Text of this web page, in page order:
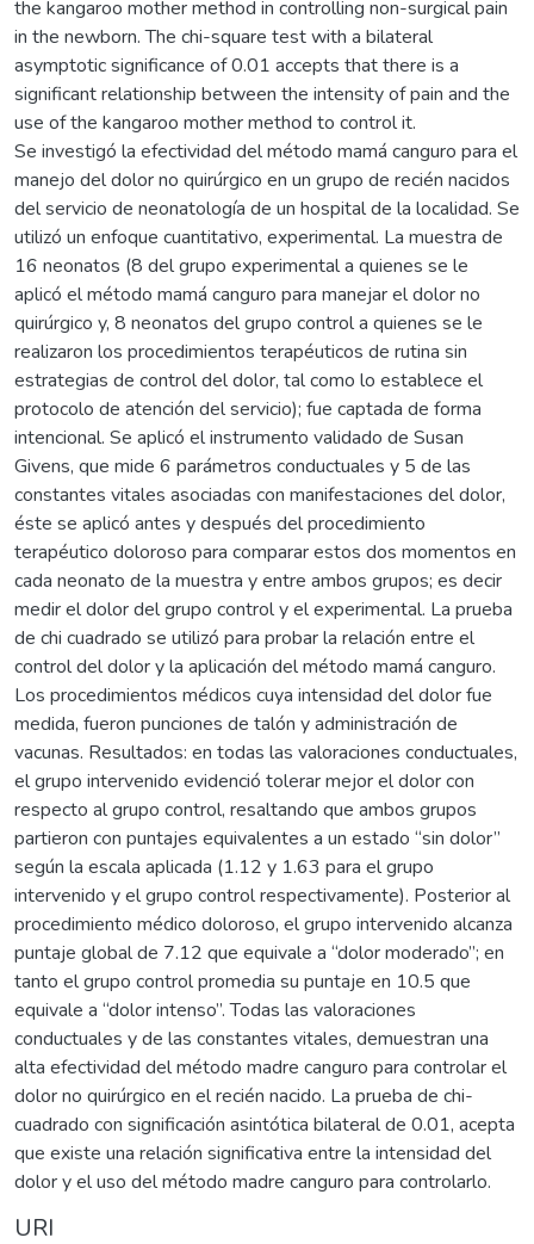
the kangaroo mother method in controlling non-surgical pain
in the newborn. The chi-square test with a bilateral
asymptotic significance of 0.01 accepts that there is a
significant relationship between the intensity of pain and the
use of the kangaroo mother method to control it.
Se investigó la efectividad del método mamá canguro para el
manejo del dolor no quirúrgico en un grupo de recién nacidos
del servicio de neonatología de un hospital de la localidad. Se
utilizó un enfoque cuantitativo, experimental. La muestra de
16 neonatos (8 del grupo experimental a quienes se le
aplicó el método mamá canguro para manejar el dolor no
quirúrgico y, 8 neonatos del grupo control a quienes se le
realizaron los procedimientos terapéuticos de rutina sin
estrategias de control del dolor, tal como lo establece el
protocolo de atención del servicio); fue captada de forma
intencional. Se aplicó el instrumento validado de Susan
Givens, que mide 6 parámetros conductuales y 5 de las
constantes vitales asociadas con manifestaciones del dolor,
éste se aplicó antes y después del procedimiento
terapéutico doloroso para comparar estos dos momentos en
cada neonato de la muestra y entre ambos grupos; es decir
medir el dolor del grupo control y el experimental. La prueba
de chi cuadrado se utilizó para probar la relación entre el
control del dolor y la aplicación del método mamá canguro.
Los procedimientos médicos cuya intensidad del dolor fue
medida, fueron punciones de talón y administración de
vacunas. Resultados: en todas las valoraciones conductuales,
el grupo intervenido evidenció tolerar mejor el dolor con
respecto al grupo control, resaltando que ambos grupos
partieron con puntajes equivalentes a un estado “sin dolor”
según la escala aplicada (1.12 y 1.63 para el grupo
intervenido y el grupo control respectivamente). Posterior al
procedimiento médico doloroso, el grupo intervenido alcanza
puntaje global de 7.12 que equivale a “dolor moderado”; en
tanto el grupo control promedia su puntaje en 10.5 que
equivale a “dolor intenso”. Todas las valoraciones
conductuales y de las constantes vitales, demuestran una
alta efectividad del método madre canguro para controlar el
dolor no quirúrgico en el recién nacido. La prueba de chi-
cuadrado con significación asintótica bilateral de 0.01, acepta
que existe una relación significativa entre la intensidad del
dolor y el uso del método madre canguro para controlarlo.
URI